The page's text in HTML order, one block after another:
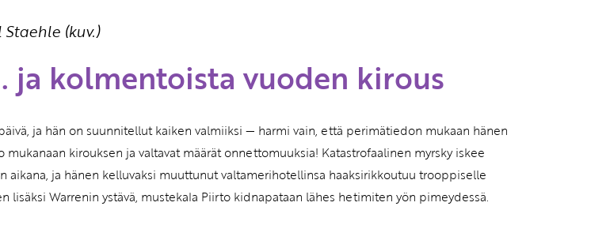
Liity tästä!
(kuv.)
ja kolmentoista vuoden kirous
ja hän on suunnitellut kaiken valmiiksi — harmi vain, että perimätiedon mukaan hänen
mukanaan kirouksen ja valtavat määrät onnettomuuksia! Katastrofaalinen myrsky iskee
aikana, ja hänen kelluvaksi muuttunut valtamerihotellinsa haaksirikkoutuu trooppiselle
lisäksi Warrenin ystävä, mustekala Piirto kidnapataan lähes hetimiten yön pimeydessä.